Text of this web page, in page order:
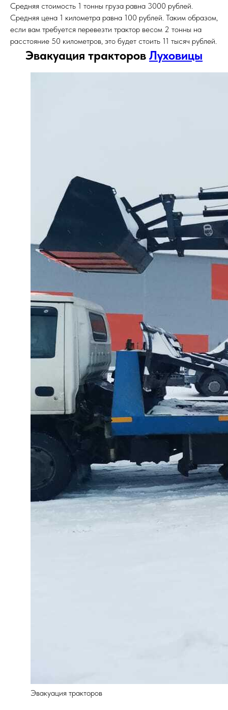
Средняя стоимость 1 тонны груза равна 3000 рублей.
Средняя цена 1 километра равна 100 рублей. Таким образом,
если вам требуется перевезти трактор весом 2 тонны на
расстояние 50 километров, это будет стоить 11 тысяч рублей.
Эвакуация тракторов Луховицы
Эвакуация тракторов